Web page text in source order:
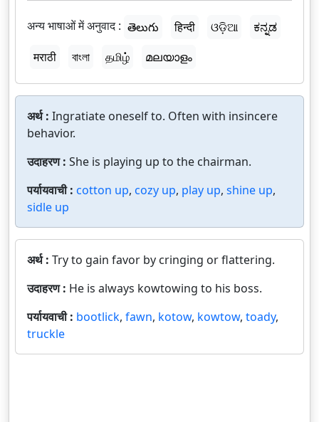
अन्य भाषाओं में अनुवाद : తెలుగు हिन्दी ଓଡ଼ିଆ
ಕನ್ನಡ
मराठी
বাংলা தமிழ் മലയാളം
अर्थ : Ingratiate oneself to. Often with insincere
behavior.
उदाहरण : She is playing up to the chairman.
पर्यायवाची : cotton up, cozy up, play up, shine up,
sidle up
अर्थ : Try to gain favor by cringing or flattering.
उदाहरण : He is always kowtowing to his boss.
पर्यायवाची : bootlick, fawn, kotow, kowtow, toady,
truckle